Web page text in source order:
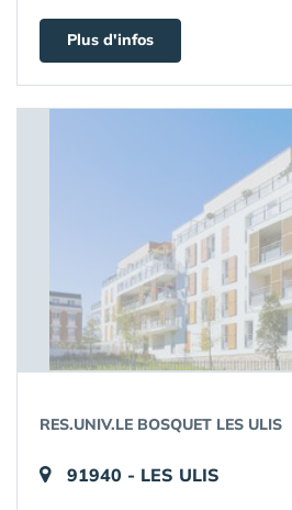
Plus d'infos
RES.UNIV.LE BOSQUET LES ULIS
91940 - LES ULIS